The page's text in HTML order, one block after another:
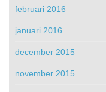
februari 2016
januari 2016
december 2015
november 2015